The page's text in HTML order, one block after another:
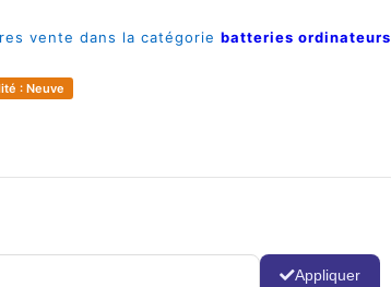
vente dans la catégorie batteries ordinateurs
: Neuve
Appliquer